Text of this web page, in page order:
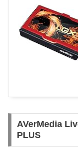
AVerMedia
PLUS